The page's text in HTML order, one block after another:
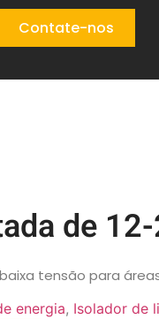
Contate-nos
de
tensão para
energia, Isolador de